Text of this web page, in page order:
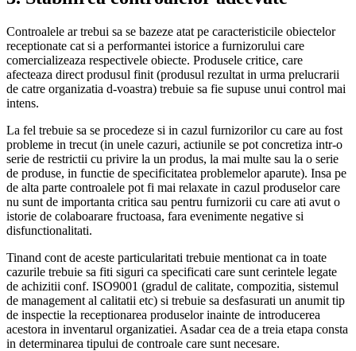
Controalele ar trebui sa se bazeze atat pe caracteristicile obiectelor
receptionate cat si a performantei istorice a furnizorului care
comercializeaza respectivele obiecte. Produsele critice, care
afecteaza direct produsul finit (produsul rezultat in urma prelucrarii
de catre organizatia d-voastra) trebuie sa fie supuse unui control mai
intens.
La fel trebuie sa se procedeze si in cazul furnizorilor cu care au fost
probleme in trecut (in unele cazuri, actiunile se pot concretiza intr-o
serie de restrictii cu privire la un produs, la mai multe sau la o serie
de produse, in functie de specificitatea problemelor aparute). Insa pe
de alta parte controalele pot fi mai relaxate in cazul produselor care
nu sunt de importanta critica sau pentru furnizorii cu care ati avut o
istorie de colaboarare fructoasa, fara evenimente negative si
disfunctionalitati.
Tinand cont de aceste particularitati trebuie mentionat ca in toate
cazurile trebuie sa fiti siguri ca specificati care sunt cerintele legate
de achizitii conf. ISO9001 (gradul de calitate, compozitia, sistemul
de management al calitatii etc) si trebuie sa desfasurati un anumit tip
de inspectie la receptionarea produselor inainte de introducerea
acestora in inventarul organizatiei. Asadar cea de a treia etapa consta
in determinarea tipului de controale care sunt necesare.